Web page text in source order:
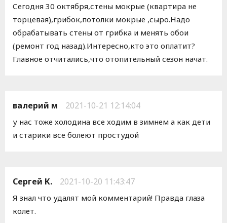
Сегодня 30 октября,стены мокрые (квартира не
торцевая),грибок,потолки мокрые ,сыро.Надо
обрабатывать стены от грибка и менять обои
(ремонт год назад).Интересно,кто это оплатит?
Главное отчитались,что отопительный сезон начат.
валерий м 2021-10-21 12:14:04
у нас тоже холодина все ходим в зимнем а как дети
и старики все болеют простудой
Сергей К. 2021-10-20 11:43:47
Я знал что удалят мой комментарий! Правда глаза
колет.